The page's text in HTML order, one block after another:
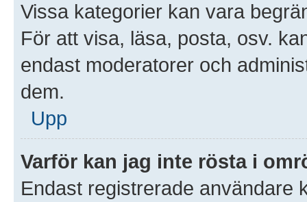
Vissa kategorier kan vara
För att visa, läsa, posta, osv.
endast moderatorer och
dem.
Upp
Varför kan jag inte rösta i
Endast registrerade användare